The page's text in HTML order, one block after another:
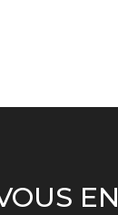
EN